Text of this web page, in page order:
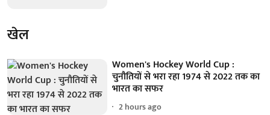
खेल
Women's Hockey World Cup :
चुनौतियों से भरा रहा 1974 से 2022 तक का
भारत का सफर
2 hours ago